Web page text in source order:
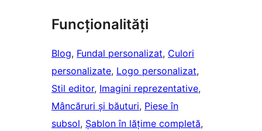
Funcționalități
Blog, Fundal personalizat, Culori
personalizate, Logo personalizat
Stil editor, Imagini reprezentative
Mâncăruri și băuturi, Piese în
subsol, Șablon în lățime completă